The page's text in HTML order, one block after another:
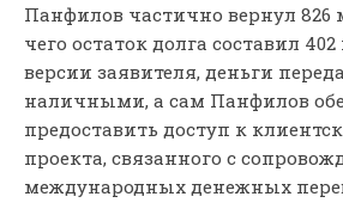
Панфилов частично вернул 826
чего остаток долга составил
версии заявителя, деньги
наличными, а сам Панфилов
предоставить доступ к
проекта, связанного с
международных денежных